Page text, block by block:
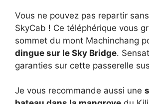
Vous ne pouvez pas repartir
SkyCab ! Ce téléphérique vous
sommet du mont Machinchang
dingue sur le Sky Bridge.
garanties sur cette passerelle
Je vous recommande aussi une